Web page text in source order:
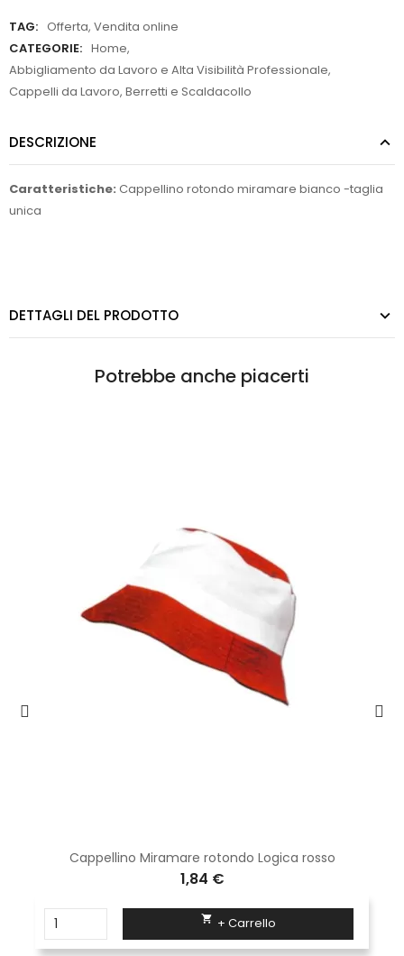
TAG: Offerta, Vendita online
CATEGORIE: Home,
Abbigliamento da Lavoro e Alta Visibilità Professionale,
Cappelli da Lavoro, Berretti e Scaldacollo
DESCRIZIONE
Caratteristiche: Cappellino rotondo miramare bianco -taglia
unica
DETTAGLI DEL PRODOTTO
Potrebbe anche piacerti
Cappellino Miramare rotondo Logica rosso
1,84 €
 + Carrello